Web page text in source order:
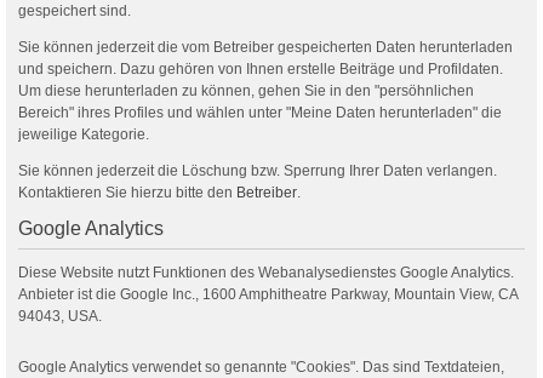
gespeichert sind.
Sie können jederzeit die vom Betreiber gespeicherten Daten herunterladen
und speichern. Dazu gehören von Ihnen erstelle Beiträge und Profildaten.
Um diese herunterladen zu können, gehen Sie in den "persöhnlichen
Bereich" ihres Profiles und wählen unter "Meine Daten herunterladen" die
jeweilige Kategorie.
Sie können jederzeit die Löschung bzw. Sperrung Ihrer Daten verlangen.
Kontaktieren Sie hierzu bitte den Betreiber.
Google Analytics
Diese Website nutzt Funktionen des Webanalysedienstes Google Analytics.
Anbieter ist die Google Inc., 1600 Amphitheatre Parkway, Mountain View, CA
94043, USA.
Google Analytics verwendet so genannte "Cookies". Das sind Textdateien,